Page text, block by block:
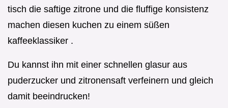
tisch die saftige zitrone und die fluffige konsistenz
machen diesen kuchen zu einem süßen
kaffeeklassiker .
Du kannst ihn mit einer schnellen glasur aus
puderzucker und zitronensaft verfeinern und gleich
damit beeindrucken!